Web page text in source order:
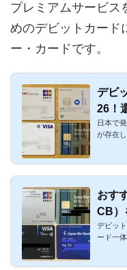
プレミアムサービス
めのデビットカード
ー・カードです。
デビ
26！
日本で
が存在
おす
CB）
デビッ
ード一